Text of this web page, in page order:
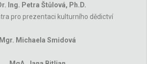
Ing. Petra Štůlová, Ph.D.
pro prezentaci kulturního dědictví
Mgr. Michaela Smidová